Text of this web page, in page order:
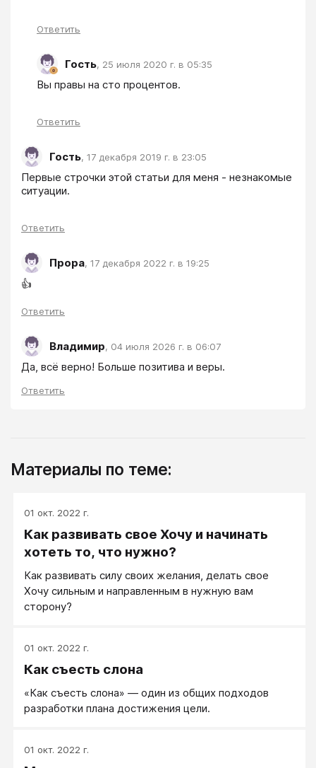
Ответить
Гость, 25 июля 2020 г. в 05:35
Вы правы на сто процентов.
Ответить
Гость, 17 декабря 2019 г. в 23:05
Первые строчки этой статьи для меня - незнакомые
ситуации.
Ответить
Прора, 17 декабря 2022 г. в 19:25
👍
Ответить
Владимир, 04 июля 2026 г. в 06:07
Да, всё верно! Больше позитива и веры.
Ответить
Материалы по теме:
01 окт. 2022 г.
Как развивать свое Хочу и начинать
хотеть то, что нужно?
Как развивать силу своих желания, делать свое
Хочу сильным и направленным в нужную вам
сторону?
01 окт. 2022 г.
Как съесть слона
«Как съесть слона» — один из общих подходов
разработки плана достижения цели.
01 окт. 2022 г.